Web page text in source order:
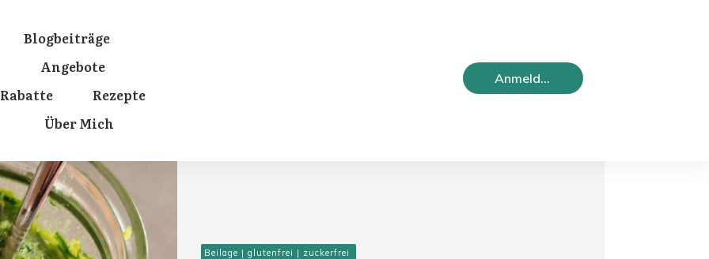
Blogbeiträge
Angebote
Rabatte
Rezepte
Über Mich
Anmelden
Beilage | glutenfrei | zuckerfrei